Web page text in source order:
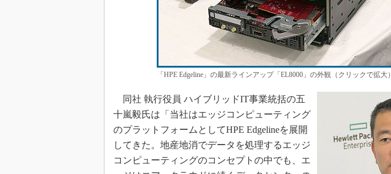
「HPE Edgeline」の最新ラインアップ「EL8000」の外観（クリックで拡大）
同社 執行役員 ハイブリッドIT事業統括の五
十嵐毅氏は「当社はエッジコンピューティング
のプラットフォームとしてHPE Edgelineを展開
してきた。地産地消でデータを処理するエッジ
コンピューティングのコンセプトの中でも、エ